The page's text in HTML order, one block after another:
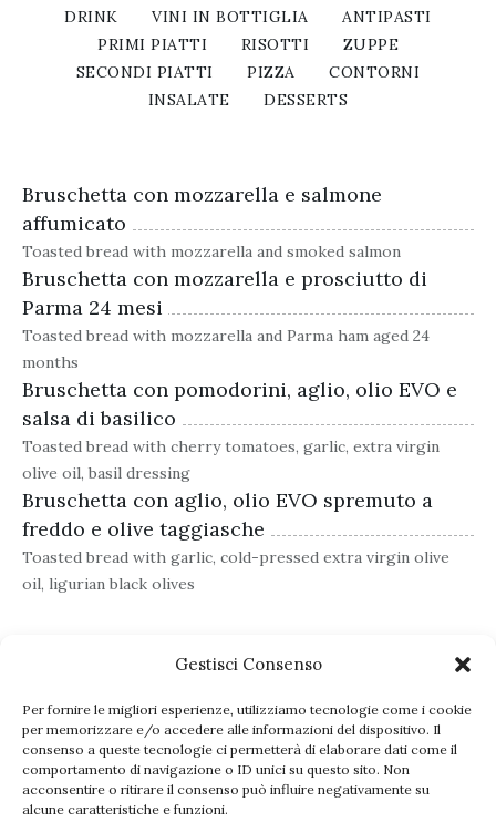
Gestisci Consenso
Per fornire le migliori esperienze, utilizziamo tecnologie come i cookie
per memorizzare e/o accedere alle informazioni del dispositivo. Il
consenso a queste tecnologie ci permetterà di elaborare dati come il
comportamento di navigazione o ID unici su questo sito. Non
acconsentire o ritirare il consenso può influire negativamente su
alcune caratteristiche e funzioni.
DRINK
VINI IN BOTTIGLIA
ANTIPASTI
PRIMI PIATTI
RISOTTI
ZUPPE
SECONDI PIATTI
PIZZA
CONTORNI
INSALATE
DESSERTS
Bruschetta con mozzarella e salmone
affumicato
Toasted bread with mozzarella and smoked salmon
Bruschetta con mozzarella e prosciutto di
Parma 24 mesi
Toasted bread with mozzarella and Parma ham aged 24
months
Bruschetta con pomodorini, aglio, olio EVO e
salsa di basilico
Toasted bread with cherry tomatoes, garlic, extra virgin
olive oil, basil dressing
Bruschetta con aglio, olio EVO spremuto a
freddo e olive taggiasche
Toasted bread with garlic, cold-pressed extra virgin olive
oil, ligurian black olives